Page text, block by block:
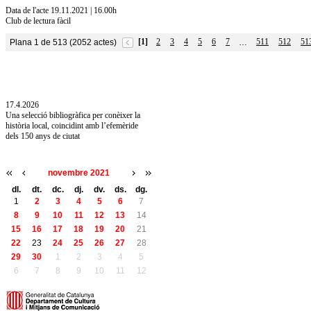
Data de l'acte 19.11.2021 | 16.00h
Club de lectura fàcil
Plana 1 de 513 (2052 actes) [1] 2 3 4 5 6 7 … 511 512
17.4.2026
Una selecció bibliogràfica per conèixer la
història local, coincidint amb l’efemèride
dels 150 anys de ciutat
novembre 2021
dl.
dt. dc. dj. dv. ds.
dg.
1
2 3 4 5 6
7
8
9 10 11 12 13
14
15
16 17 18 19 20
21
22
23 24 25 26 27
28
29
30 1 2 3 4
5
6
7 8 9 10 11 12